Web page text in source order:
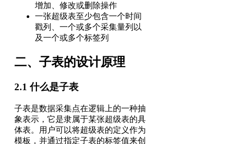
增加、修改或删除操作
一张超级表至少包含一个时间
戳列、一个或多个采集量列以
及一个或多个标签列
二、子表的设计原理
2.1 什么是子表
子表是数据采集点在逻辑上的一种抽
象表示，它是隶属于某张超级表的具
体表。用户可以将超级表的定义作为
模板，并通过指定子表的标签值来创